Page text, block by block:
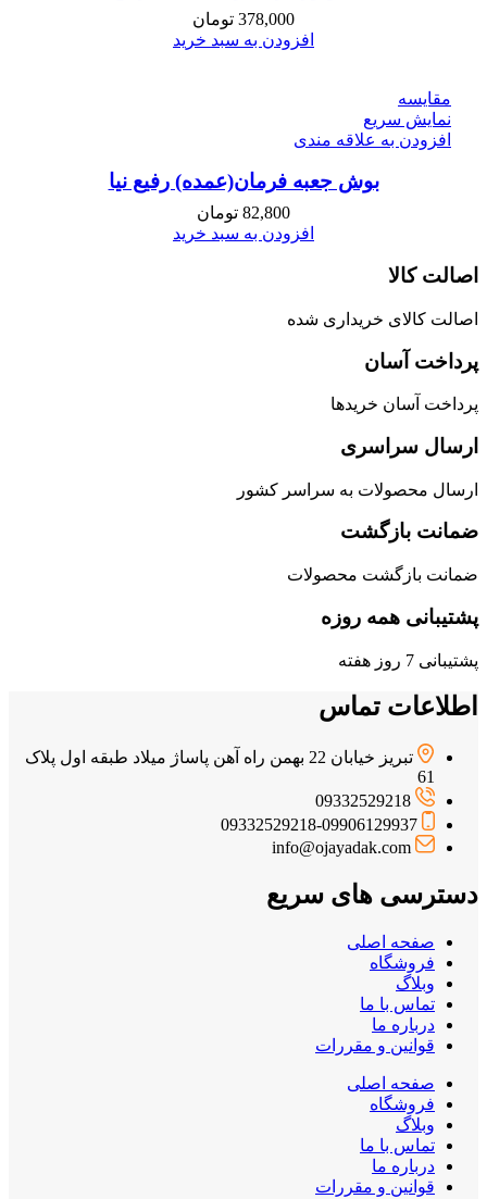
378,000 تومان
افزودن به سبد خرید
مقايسه
نمایش سریع
افزودن به علاقه مندی
بوش جعبه فرمان(عمده) رفیع نیا
82,800 تومان
افزودن به سبد خرید
اصالت کالا
اصالت کالای خریداری شده
پرداخت آسان
پرداخت آسان خریدها
ارسال سراسری
ارسال محصولات به سراسر کشور
ضمانت بازگشت
ضمانت بازگشت محصولات
پشتیبانی همه روزه
پشتیبانی 7 روز هفته
اطلاعات تماس
تبریز خیابان 22 بهمن راه آهن پاساژ میلاد طبقه اول پلاک
61
09332529218
09332529218-09906129937
info@ojayadak.com
دسترسی های سریع
صفحه اصلی
فروشگاه
وبلاگ
تماس با ما
درباره ما
قوانین و مقررات
صفحه اصلی
فروشگاه
وبلاگ
تماس با ما
درباره ما
قوانین و مقررات